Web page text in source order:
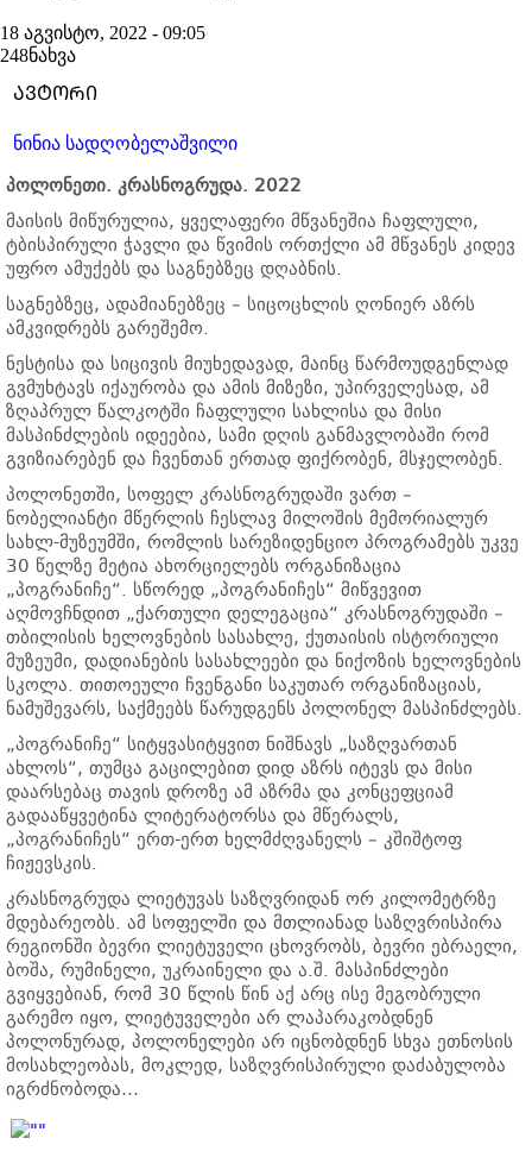
18 აგვისტო, 2022 - 09:05
248ნახვა
ᲐᲕᲢᲝᲠᲘ
ნინია სადღობელაშვილი
პოლონეთი. კრასნოგრუდა. 2022
მაისის მიწურულია, ყველაფერი მწვანეშია ჩაფლული,
ტბისპირული ჭავლი და წვიმის ორთქლი ამ მწვანეს კიდევ
უფრო ამუქებს და საგნებზეც დღაბნის.
საგნებზეც, ადამიანებზეც – სიცოცხლის ღონიერ აზრს
ამკვიდრებს გარეშემო.
ნესტისა და სიცივის მიუხედავად, მაინც წარმოუდგენლად
გვმუხტავს იქაურობა და ამის მიზეზი, უპირველესად, ამ
ზღაპრულ წალკოტში ჩაფლული სახლისა და მისი
მასპინძლების იდეებია, სამი დღის განმავლობაში რომ
გვიზიარებენ და ჩვენთან ერთად ფიქრობენ, მსჯელობენ.
პოლონეთში, სოფელ კრასნოგრუდაში ვართ –
ნობელიანტი მწერლის ჩესლავ მილოშის მემორიალურ
სახლ-მუზეუმში, რომლის სარეზიდენციო პროგრამებს უკვე
30 წელზე მეტია ახორციელებს ორგანიზაცია
„პოგრანიჩე“. სწორედ „პოგრანიჩეს“ მიწვევით
აღმოვჩნდით „ქართული დელეგაცია“ კრასნოგრუდაში –
თბილისის ხელოვნების სასახლე, ქუთაისის ისტორიული
მუზეუმი, დადიანების სასახლეები და ნიქოზის ხელოვნების
სკოლა. თითოეული ჩვენგანი საკუთარ ორგანიზაციას,
ნამუშევარს, საქმეებს წარუდგენს პოლონელ მასპინძლებს.
„პოგრანიჩე“ სიტყვასიტყვით ნიშნავს „საზღვართან
ახლოს“, თუმცა გაცილებით დიდ აზრს იტევს და მისი
დაარსებაც თავის დროზე ამ აზრმა და კონცეფციამ
გადააწყვეტინა ლიტერატორსა და მწერალს,
„პოგრანიჩეს“ ერთ-ერთ ხელმძღვანელს – კშიშტოფ
ჩიჟევსკის.
კრასნოგრუდა ლიეტუვას საზღვრიდან ორ კილომეტრზე
მდებარეობს. ამ სოფელში და მთლიანად საზღვრისპირა
რეგიონში ბევრი ლიეტუველი ცხოვრობს, ბევრი ებრაელი,
ბოშა, რუმინელი, უკრაინელი და ა.შ. მასპინძლები
გვიყვებიან, რომ 30 წლის წინ აქ არც ისე მეგობრული
გარემო იყო, ლიეტუველები არ ლაპარაკობდნენ
პოლონურად, პოლონელები არ იცნობდნენ სხვა ეთნოსის
მოსახლეობას, მოკლედ, საზღვრისპირული დაძაბულობა
იგრძნობოდა…